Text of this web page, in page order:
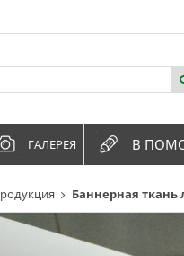
Баннерная ткань
ГАЛЕРЕЯ В